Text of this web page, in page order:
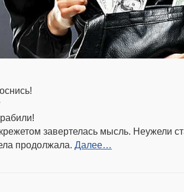
завертелась мысль. Неужели
продолжала.Далее…